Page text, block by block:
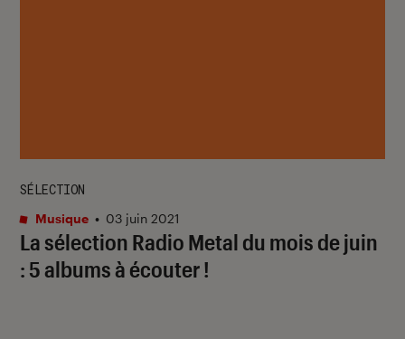
La sélection Radio Metal du mois de juin
: 5 albums à écouter !
SÉLECTION
Musique • 03 juin 2021